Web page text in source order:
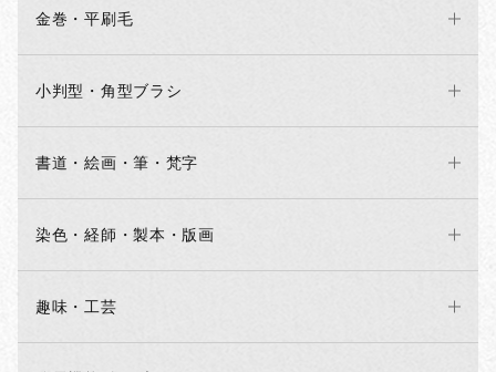
金巻・平刷毛
小判型・角型ブラシ
書道・絵画・筆・梵字
染色・経師・製本・版画
趣味・工芸